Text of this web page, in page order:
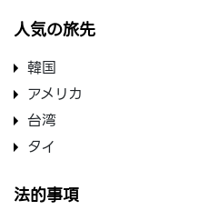
人気の旅先
韓国
アメリカ
台湾
タイ
法的事項